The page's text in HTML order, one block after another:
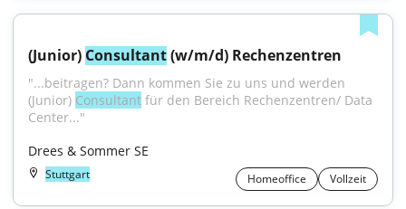
(Junior) Consultant (w/m/d) Rechenzentren
"...beitragen? Dann kommen Sie zu uns und werden
(Junior) Consultant für den Bereich Rechenzentren/ Data
Center..."
Drees & Sommer SE
Stuttgart Homeoffice Vollzeit